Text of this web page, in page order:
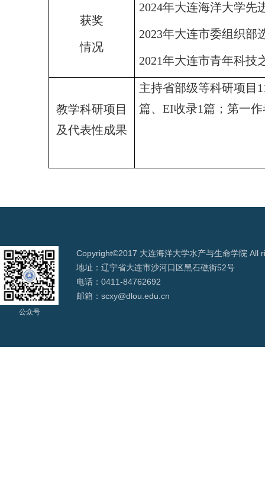
获奖
情况
2024年大连海洋大学先
2023年大连市委组织部
2021年大连市青年科技
教学科研项目
及代表性成果
主持省部级等科研项目
篇、EI收录1篇；第一
公众号
Copyright©2017 大连海洋大学水产与生命学院 All
地址：辽宁省大连市沙河口区黑石礁街52号
电话：0411-84762692
邮箱：scxy@dlou.edu.cn